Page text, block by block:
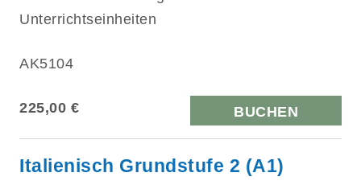
Unterrichtseinheiten
AK5104
225,00 € BUCHEN
Italienisch Grundstufe 2 (A1)